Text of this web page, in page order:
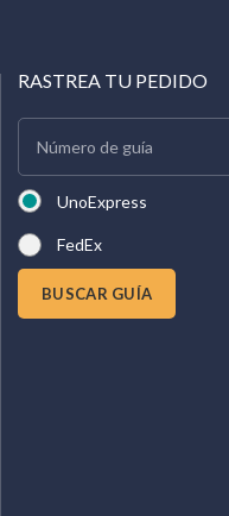
RASTREA TU PEDIDO
UnoExpress
FedEx
BUSCAR GUÍA